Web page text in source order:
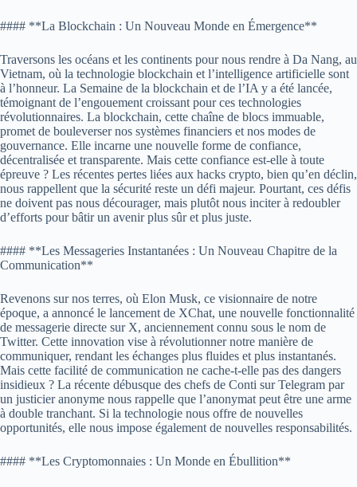
#### **La Blockchain : Un Nouveau Monde en Émergence**
Traversons les océans et les continents pour nous rendre à Da Nang, au
Vietnam, où la technologie blockchain et l’intelligence artificielle sont
à l’honneur. La Semaine de la blockchain et de l’IA y a été lancée,
témoignant de l’engouement croissant pour ces technologies
révolutionnaires. La blockchain, cette chaîne de blocs immuable,
promet de bouleverser nos systèmes financiers et nos modes de
gouvernance. Elle incarne une nouvelle forme de confiance,
décentralisée et transparente. Mais cette confiance est-elle à toute
épreuve ? Les récentes pertes liées aux hacks crypto, bien qu’en déclin,
nous rappellent que la sécurité reste un défi majeur. Pourtant, ces défis
ne doivent pas nous décourager, mais plutôt nous inciter à redoubler
d’efforts pour bâtir un avenir plus sûr et plus juste.
#### **Les Messageries Instantanées : Un Nouveau Chapitre de la
Communication**
Revenons sur nos terres, où Elon Musk, ce visionnaire de notre
époque, a annoncé le lancement de XChat, une nouvelle fonctionnalité
de messagerie directe sur X, anciennement connu sous le nom de
Twitter. Cette innovation vise à révolutionner notre manière de
communiquer, rendant les échanges plus fluides et plus instantanés.
Mais cette facilité de communication ne cache-t-elle pas des dangers
insidieux ? La récente débusque des chefs de Conti sur Telegram par
un justicier anonyme nous rappelle que l’anonymat peut être une arme
à double tranchant. Si la technologie nous offre de nouvelles
opportunités, elle nous impose également de nouvelles responsabilités.
#### **Les Cryptomonnaies : Un Monde en Ébullition**